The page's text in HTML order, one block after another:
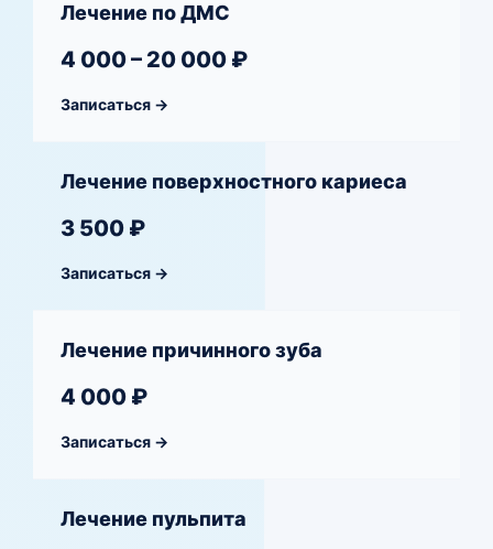
Лечение по ДМС
4 000 – 20 000 ₽
Записаться →
Лечение поверхностного кариеса
3 500 ₽
Записаться →
Лечение причинного зуба
4 000 ₽
Записаться →
Лечение пульпита